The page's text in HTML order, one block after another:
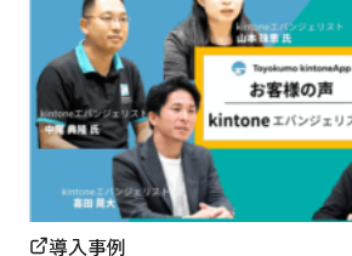
導入事例